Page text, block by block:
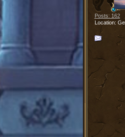
Posts: 162
Location: